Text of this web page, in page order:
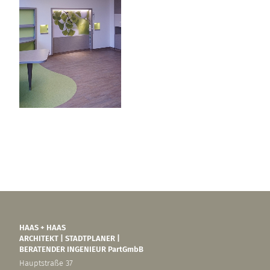
HAAS + HAAS
ARCHITEKT | STADTPLANER |
BERATENDER INGENIEUR PartGmbB
Hauptstraße 37